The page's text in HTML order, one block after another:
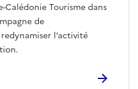
Tourisme dans
de
l’activité